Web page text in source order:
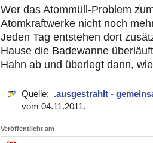
Wer das Atommüll-Problem
Atomkraftwerke nicht noch
Jeden Tag entstehen dort
Hause die Badewanne
Hahn ab und überlegt dann,
Quelle: .ausgestrahlt -
vom 04.11.2011.
Veröffentlicht am